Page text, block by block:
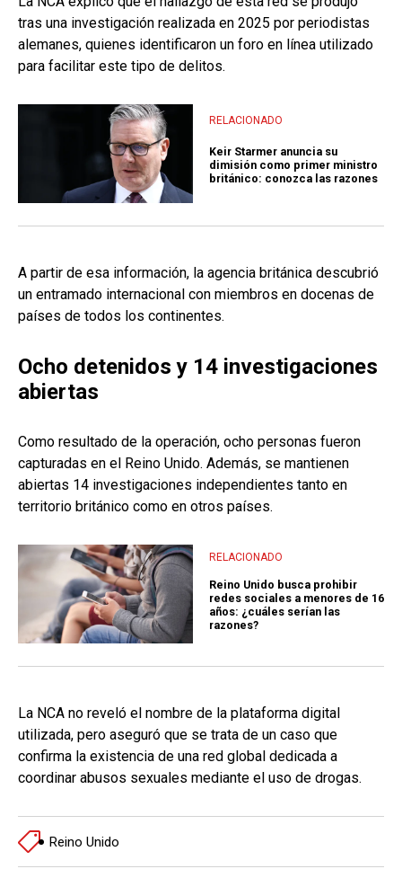
tras una investigación realizada en 2025 por periodistas
alemanes, quienes identificaron un foro en línea utilizado
para facilitar este tipo de delitos.
RELACIONADO
Keir Starmer anuncia su
dimisión como primer ministro
británico: conozca las razones
A partir de esa información, la agencia británica descubrió
un entramado internacional con miembros en docenas de
países de todos los continentes.
Ocho detenidos y 14 investigaciones
abiertas
Como resultado de la operación, ocho personas fueron
capturadas en el Reino Unido. Además, se mantienen
abiertas 14 investigaciones independientes tanto en
territorio británico como en otros países.
RELACIONADO
Reino Unido busca prohibir
redes sociales a menores de 16
años: ¿cuáles serían las
razones?
La NCA no reveló el nombre de la plataforma digital
utilizada, pero aseguró que se trata de un caso que
confirma la existencia de una red global dedicada a
coordinar abusos sexuales mediante el uso de drogas.
Reino Unido